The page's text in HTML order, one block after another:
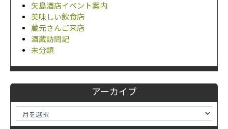
矢島酒店イベント案内
美味しい飲食店
蔵元さんご来店
酒蔵訪問記
未分類
アーカイブ